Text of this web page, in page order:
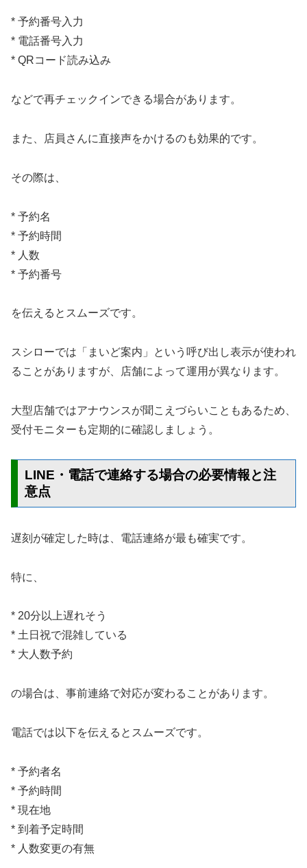
* 予約番号入力
* 電話番号入力
* QRコード読み込み
などで再チェックインできる場合があります。
また、店員さんに直接声をかけるのも効果的です。
その際は、
* 予約名
* 予約時間
* 人数
* 予約番号
を伝えるとスムーズです。
スシローでは「まいど案内」という呼び出し表示が使われ
ることがありますが、店舗によって運用が異なります。
大型店舗ではアナウンスが聞こえづらいこともあるため、
受付モニターも定期的に確認しましょう。
LINE・電話で連絡する場合の必要情報と注
意点
遅刻が確定した時は、電話連絡が最も確実です。
特に、
* 20分以上遅れそう
* 土日祝で混雑している
* 大人数予約
の場合は、事前連絡で対応が変わることがあります。
電話では以下を伝えるとスムーズです。
* 予約者名
* 予約時間
* 現在地
* 到着予定時間
* 人数変更の有無